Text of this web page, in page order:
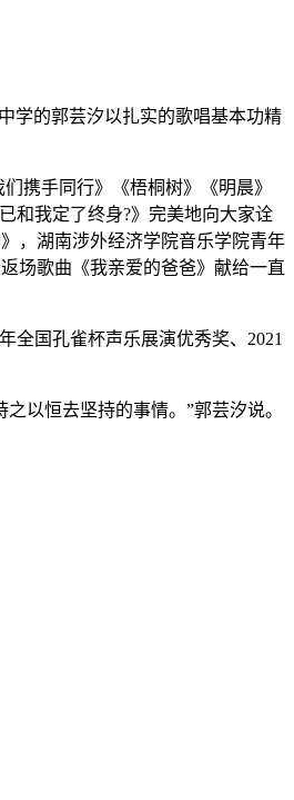
学的郭芸汐以扎实的歌唱基本功精
携手同行》《梧桐树》《明晨》
和我定了终身?》完美地向大家诠
，湖南涉外经济学院音乐学院青年
场歌曲《我亲爱的爸爸》献给一直
全国孔雀杯声乐展演优秀奖、2021
以恒去坚持的事情。”郭芸汐说。